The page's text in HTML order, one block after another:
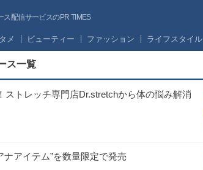
ス配信サービスのPR TIMES
メ ビューティー ファッション ライフスタイル
ス一覧
ストレッチ専門店Dr.stretchから体の悩み解消
アイテム”を数量限定で発売